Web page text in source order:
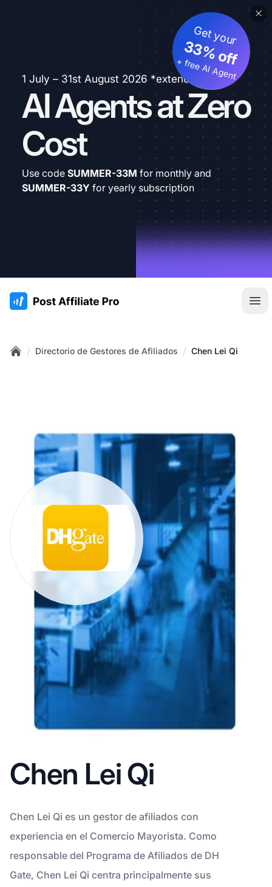
1 July – 31st August 2026 *extended
AI Agents at Zero
Cost
Get your
33% off
+ free AI Agent
Use code SUMMER-33M for monthly and
SUMMER-33Y for yearly subscription
:site.title
/ Directorio de Gestores de Afiliados / Chen Lei Qi
Chen Lei Qi
Chen Lei Qi es un gestor de afiliados con
experiencia en el Comercio Mayorista. Como
responsable del Programa de Afiliados de DH
Gate, Chen Lei Qi centra principalmente sus